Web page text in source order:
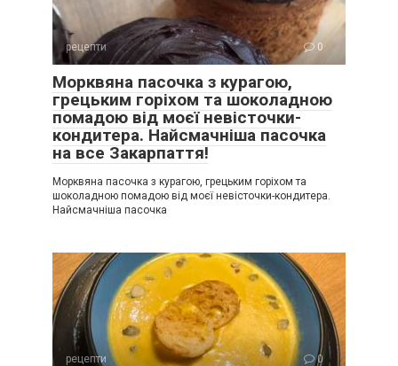
рецепти 0
Морквяна пасочка з курагою,
грецьким горіхом та шоколадною
помадою від моєї невісточки-
кондитера. Найсмачніша пасочка
на все Закарпаття!
Морквяна пасочка з курагою, грецьким горіхом та
шоколадною помадою від моєї невісточки-кондитера.
Найсмачніша пасочка
рецепти 0